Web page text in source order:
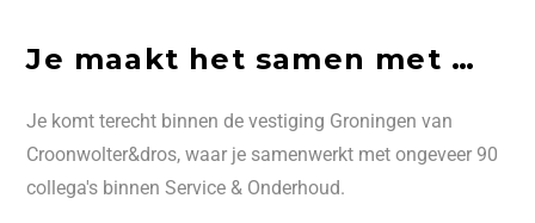
Je maakt het samen met …
Je komt terecht binnen de vestiging Groningen van
Croonwolter&dros, waar je samenwerkt met ongeveer 90
collega's binnen Service & Onderhoud.